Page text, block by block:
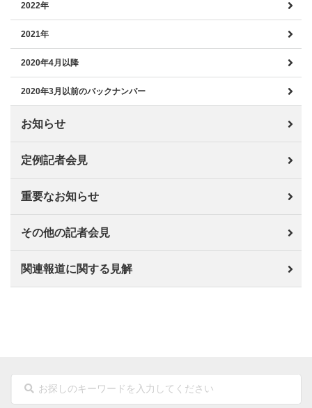
2022年
2021年
2020年4月以降
2020年3月以前のバックナンバー
お知らせ
定例記者会見
重要なお知らせ
その他の記者会見
関連報道に関する見解